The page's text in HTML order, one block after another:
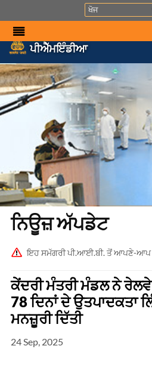
Search
ਪੀਐੱਮਇੰਡੀਆ
ਨਿਊਜ਼ ਅੱਪਡੇਟ
ਇਹ ਸਮੱਗਰੀ ਪੀ.ਆਈ.ਬੀ. ਤੋਂ ਆਪਣੇ-ਆਪ
ਕੇਂਦਰੀ ਮੰਤਰੀ ਮੰਡਲ ਨੇ
78 ਦਿਨਾਂ ਦੇ ਉਤਪਾਦਕਤਾ
ਮਨਜ਼ੂਰੀ ਦਿੱਤੀ
24 Sep, 2025